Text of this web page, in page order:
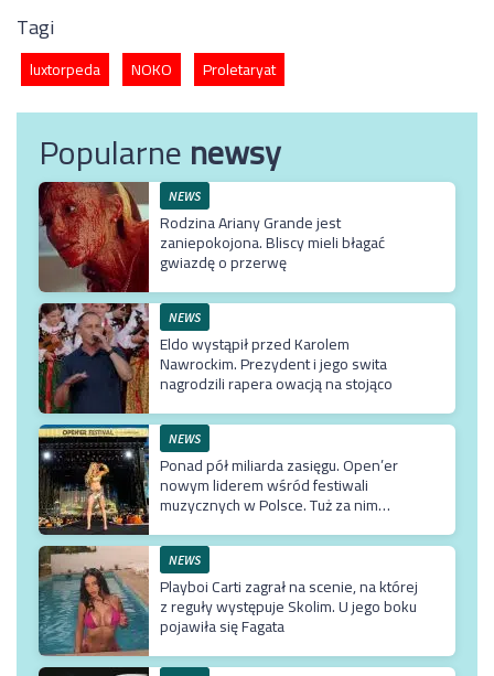
Tagi
luxtorpeda NOKO Proletaryat
Popularnenewsy
NEWS
Rodzina Ariany Grande jest
zaniepokojona. Bliscy mieli błagać
gwiazdę o przerwę
NEWS
Eldo wystąpił przed Karolem
Nawrockim. Prezydent i jego swita
nagrodzili rapera owacją na stojąco
NEWS
Ponad pół miliarda zasięgu. Open’er
nowym liderem wśród festiwali
muzycznych w Polsce. Tuż za nim
NEWS
Playboi Carti zagrał na scenie, na której
z reguły występuje Skolim. U jego boku
pojawiła się Fagata